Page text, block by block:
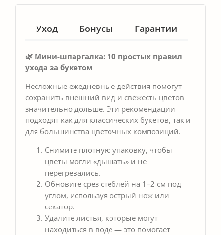
Уход Бонусы Гарантии
🌿 Мини-шпаргалка: 10 простых правил
ухода за букетом
Несложные ежедневные действия помогут
сохранить внешний вид и свежесть цветов
значительно дольше. Эти рекомендации
подходят как для классических букетов, так и
для большинства цветочных композиций.
Снимите плотную упаковку, чтобы
цветы могли «дышать» и не
перегревались.
Обновите срез стеблей на 1–2 см под
углом, используя острый нож или
секатор.
Удалите листья, которые могут
находиться в воде — это помогает